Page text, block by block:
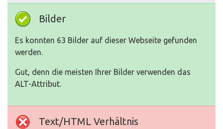
Bilder
Es konnten 63 Bilder auf dieser Webseite gefunden
werden.
Gut, denn die meisten Ihrer Bilder verwenden das
ALT-Attribut.
Text/HTML Verhältnis